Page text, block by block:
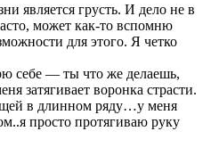
является грусть. И дело не в
может как-то вспомню
для этого. Я четко
себе — ты что же делаешь,
затягивает воронка страсти.
в длинном ряду…у меня
просто протягиваю руку